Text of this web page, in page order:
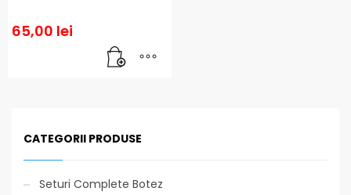
65,00 lei
CATEGORII PRODUSE
Seturi Complete Botez